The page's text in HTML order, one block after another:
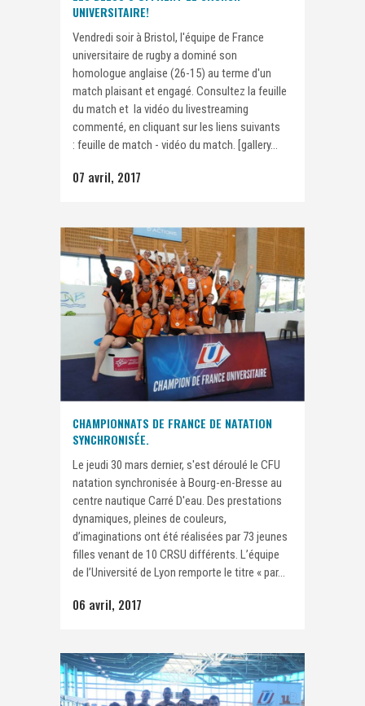
UNIVERSITAIRE!
Vendredi soir à Bristol, l'équipe de France
universitaire de rugby a dominé son
homologue anglaise (26-15) au terme d'un
match plaisant et engagé. Consultez la feuille
du match et la vidéo du livestreaming
commenté, en cliquant sur les liens suivants
: feuille de match - vidéo du match. [gallery...
07 avril, 2017
CHAMPIONNATS DE FRANCE DE NATATION
SYNCHRONISÉE.
Le jeudi 30 mars dernier, s'est déroulé le CFU
natation synchronisée à Bourg-en-Bresse au
centre nautique Carré D'eau. Des prestations
dynamiques, pleines de couleurs,
d’imaginations ont été réalisées par 73 jeunes
filles venant de 10 CRSU différents. L’équipe
de l’Université de Lyon remporte le titre « par...
06 avril, 2017